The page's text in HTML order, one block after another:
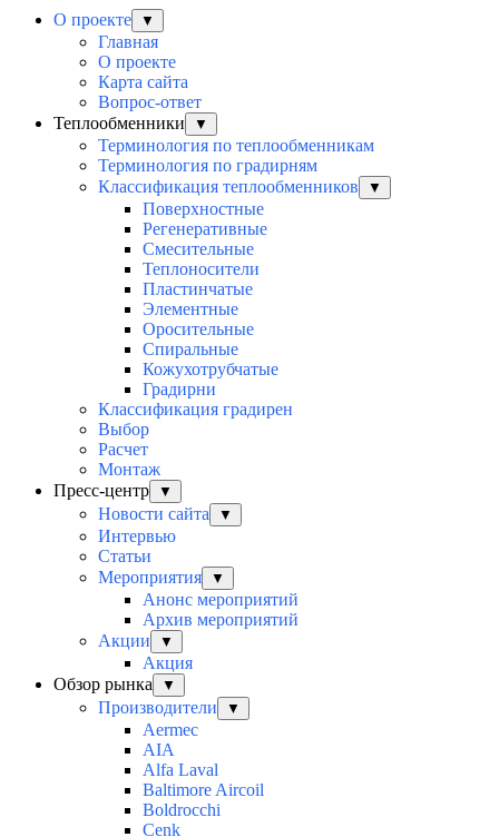
О проекте ▼
Главная
О проекте
Карта сайта
Вопрос-ответ
Теплообменники
▼
Терминология по теплообменникам
Терминология по градирням
Классификация теплообменников
▼
Поверхностные
Регенеративные
Смесительные
Теплоносители
Пластинчатые
Элементные
Оросительные
Спиральные
Кожухотрубчатые
Градирни
Классификация градирен
Выбор
Расчет
Монтаж
Пресс-центр
▼
Новости сайта ▼
Интервью
Статьи
Мероприятия
▼
Анонс мероприятий
Архив мероприятий
Акции
▼
Акция
Обзор рынка
▼
Производители ▼
Aermec
AIA
Alfa Laval
Baltimore Aircoil
Boldrocchi
Cenk